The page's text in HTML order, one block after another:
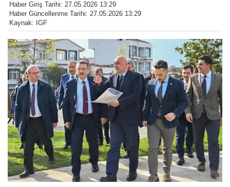
Haber Giriş Tarihi: 27.05.2026 13:29
Haber Güncellenme Tarihi: 27.05.2026 13:29
Kaynak: IGF